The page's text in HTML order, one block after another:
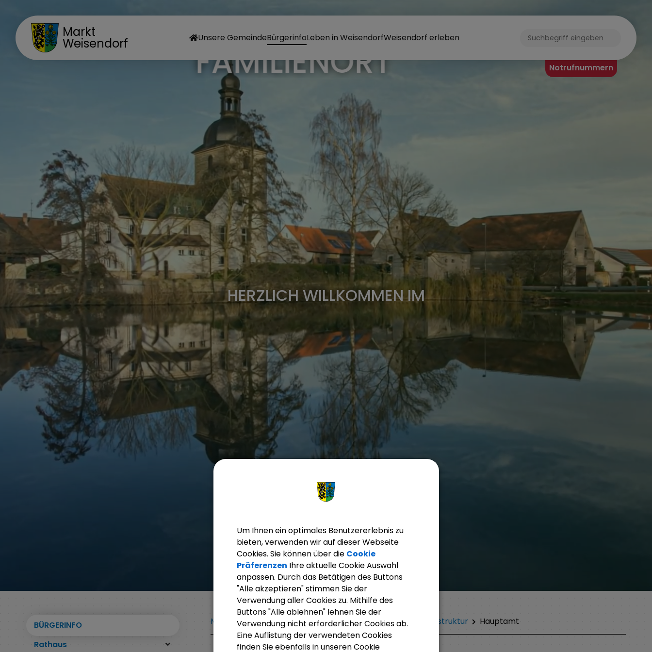
Markt
Weisendorf Unsere GemeindeBürgerinfoLeben in WeisendorfWeisendorf erleben
HERZLICH WILLKOMMEN IM
MARKT WEISENDORF Notrufnummern
BÜRGERINFO
Rathaus
Markt Weisendorf Bürgerinfo Rathaus Organisationsstruktur Hauptamt
Um Ihnen ein optimales Benutzererlebnis zu
bieten, verwenden wir auf dieser Webseite
Cookies. Sie können über die Cookie
Präferenzen Ihre aktuelle Cookie Auswahl
anpassen. Durch das Betätigen des Buttons
"Alle akzeptieren" stimmen Sie der
Verwendung aller Cookies zu. Mithilfe des
Buttons "Alle ablehnen" lehnen Sie der
Verwendung nicht erforderlicher Cookies ab.
Eine Auflistung der verwendeten Cookies
finden Sie ebenfalls in unseren Cookie